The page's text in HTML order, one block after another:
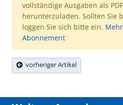
vollständige Ausgaben als
herunterzuladen. Sollten Sie
loggen Sie sich bitte ein.
Abonnement
vorheriger Artikel